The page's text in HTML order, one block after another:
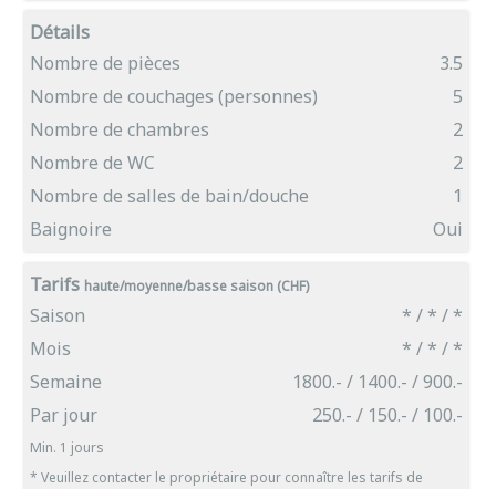
Détails
Nombre de pièces
3.5
Nombre de couchages (personnes)
5
Nombre de chambres
2
Nombre de WC
2
Nombre de salles de bain/douche
1
Baignoire
Oui
Tarifs haute/moyenne/basse saison (CHF)
Saison
* / * / *
Mois
* / * / *
Semaine
1800.- / 1400.- / 900.-
Par jour
Min. 1 jours
250.- / 150.- / 100.-
* Veuillez contacter le propriétaire pour connaître les tarifs de